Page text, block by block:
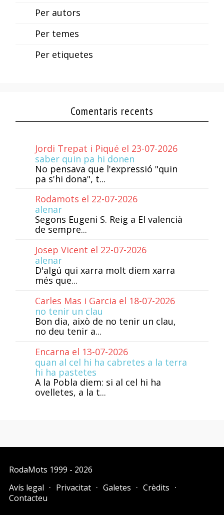
Per autors
Per temes
Per etiquetes
Comentaris recents
Jordi Trepat i Piqué el 23-07-2026
saber quin pa hi donen
No pensava que l'expressió "quin
pa s'hi dona", t...
Rodamots el 22-07-2026
alenar
Segons Eugeni S. Reig a El valencià
de sempre...
Josep Vicent el 22-07-2026
alenar
D'algú qui xarra molt diem xarra
més que...
Carles Mas i Garcia el 18-07-2026
no tenir un clau
Bon dia, això de no tenir un clau,
no deu tenir a...
Encarna el 13-07-2026
quan al cel hi ha cabretes a la terra
hi ha pastetes
A la Pobla diem: si al cel hi ha
ovelletes, a la t...
RodaMots 1999 - 2026
Avís legal
Privacitat Galetes
Crèdits
Contacteu